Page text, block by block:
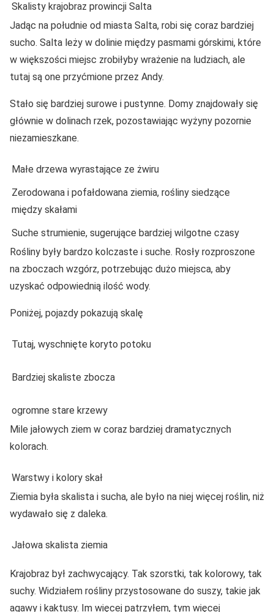
Skalisty krajobraz prowincji Salta
Jadąc na południe od miasta Salta, robi się coraz bardziej
sucho. Salta leży w dolinie między pasmami górskimi, które
w większości miejsc zrobiłyby wrażenie na ludziach, ale
tutaj są one przyćmione przez Andy.
Stało się bardziej surowe i pustynne. Domy znajdowały się
głównie w dolinach rzek, pozostawiając wyżyny pozornie
niezamieszkane.
Małe drzewa wyrastające ze żwiru
Zerodowana i pofałdowana ziemia, rośliny siedzące
między skałami
Suche strumienie, sugerujące bardziej wilgotne czasy
Rośliny były bardzo kolczaste i suche. Rosły rozproszone
na zboczach wzgórz, potrzebując dużo miejsca, aby
uzyskać odpowiednią ilość wody.
Poniżej, pojazdy pokazują skalę
Tutaj, wyschnięte koryto potoku
Bardziej skaliste zbocza
ogromne stare krzewy
Mile jałowych ziem w coraz bardziej dramatycznych
kolorach.
Warstwy i kolory skał
Ziemia była skalista i sucha, ale było na niej więcej roślin, niż
wydawało się z daleka.
Jałowa skalista ziemia
Krajobraz był zachwycający. Tak szorstki, tak kolorowy, tak
suchy. Widziałem rośliny przystosowane do suszy, takie jak
agawy i kaktusy. Im więcej patrzyłem, tym więcej